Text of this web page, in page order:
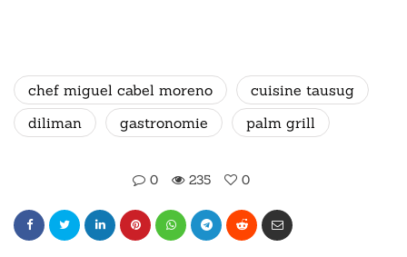
chef miguel cabel moreno
cuisine tausug
diliman
gastronomie palm grill
0 235 0